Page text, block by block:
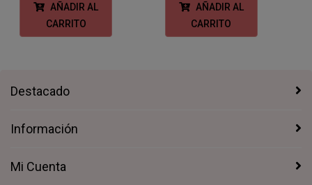
AÑADIR AL
CARRITO
AÑADIR AL
CARRITO
Destacado
Información
Mi Cuenta